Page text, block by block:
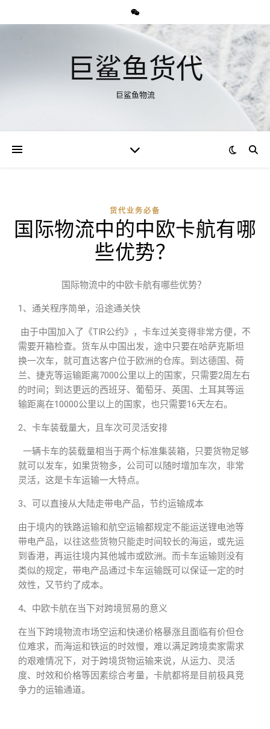
巨鲨鱼货代
巨鲨鱼物流
货代业务必备
国际物流中的中欧卡航有哪
些优势？
国际物流中的中欧卡航有哪些优势？
1、通关程序简单，沿途通关快
由于中国加入了《TIR公约》，卡车过关变得非常方便，不
需要开箱检查。货车从中国出发，途中只要在哈萨克斯坦
换一次车，就可直达客户位于欧洲的仓库。到达德国、荷
兰、捷克等运输距离7000公里以上的国家，只需要2周左右
的时间；到达更远的西班牙、葡萄牙、英国、土耳其等运
输距离在10000公里以上的国家，也只需要16天左右。
2、卡车装载量大，且车次可灵活安排
一辆卡车的装载量相当于两个标准集装箱，只要货物足够
就可以发车，如果货物多，公司可以随时增加车次，非常
灵活，这是卡车运输一大特点。
3、可以直接从大陆走带电产品，节约运输成本
由于境内的铁路运输和航空运输都规定不能运送锂电池等
带电产品，以往这些货物只能走时间较长的海运，或先运
到香港，再运往境内其他城市或欧洲。而卡车运输则没有
类似的规定，带电产品通过卡车运输既可以保证一定的时
效性，又节约了成本。
4、中欧卡航在当下对跨境贸易的意义
在当下跨境物流市场空运和快递价格暴涨且面临有价但仓
位难求，而海运和铁运的时效慢，难以满足跨境卖家需求
的艰难情况下，对于跨境货物运输来说，从运力、灵活
度、时效和价格等因素综合考量，卡航都将是目前极具竞
争力的运输通道。